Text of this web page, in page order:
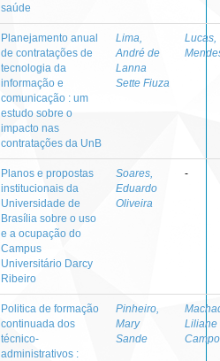
saúde
Planejamento anual
de contratações de
tecnologia da
informação e
comunicação : um
estudo sobre o
impacto nas
contratações da UnB
Lima,
André de
Lanna
Sette Fiuza
Lucas,
Planos e propostas
institucionais da
Universidade de
Brasília sobre o uso
e a ocupação do
Campus
Universitário Darcy
Ribeiro
Soares,
Eduardo
Oliveira
-
Politica de formação
continuada dos
técnico-
administrativos :
Pinheiro,
Mary
Sande
Liliane